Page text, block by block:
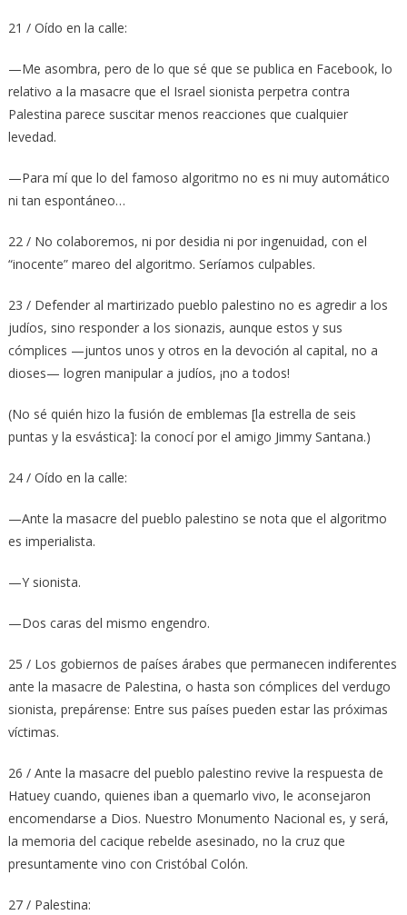
21 / Oído en la calle:
—Me asombra, pero de lo que sé que se publica en Facebook, lo
relativo a la masacre que el Israel sionista perpetra contra
Palestina parece suscitar menos reacciones que cualquier
levedad.
—Para mí que lo del famoso algoritmo no es ni muy automático
ni tan espontáneo…
22 / No colaboremos, ni por desidia ni por ingenuidad, con el
“inocente” mareo del algoritmo. Seríamos culpables.
23 / Defender al martirizado pueblo palestino no es agredir a los
judíos, sino responder a los sionazis, aunque estos y sus
cómplices —juntos unos y otros en la devoción al capital, no a
dioses— logren manipular a judíos, ¡no a todos!
(No sé quién hizo la fusión de emblemas [la estrella de seis
puntas y la esvástica]: la conocí por el amigo Jimmy Santana.)
24 / Oído en la calle:
—Ante la masacre del pueblo palestino se nota que el algoritmo
es imperialista.
—Y sionista.
—Dos caras del mismo engendro.
25 / Los gobiernos de países árabes que permanecen indiferentes
ante la masacre de Palestina, o hasta son cómplices del verdugo
sionista, prepárense: Entre sus países pueden estar las próximas
víctimas.
26 / Ante la masacre del pueblo palestino revive la respuesta de
Hatuey cuando, quienes iban a quemarlo vivo, le aconsejaron
encomendarse a Dios. Nuestro Monumento Nacional es, y será,
la memoria del cacique rebelde asesinado, no la cruz que
presuntamente vino con Cristóbal Colón.
27 / Palestina: